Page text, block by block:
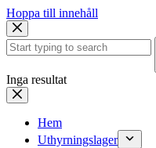
Hoppa till innehåll
Inga resultat
Hem
Uthyrningslager